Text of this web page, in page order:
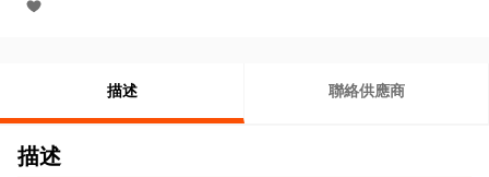
描述 聯絡供應商
描述